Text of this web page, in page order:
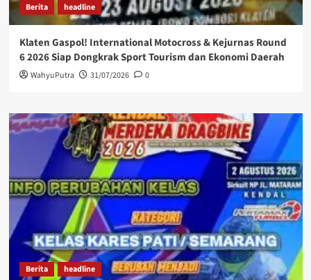
Berita headline
Klaten Gaspol! International Motocross & Kejurnas Round
6 2026 Siap Dongkrak Sport Tourism dan Ekonomi Daerah
WahyuPutra 31/07/2026 0
Berita headline